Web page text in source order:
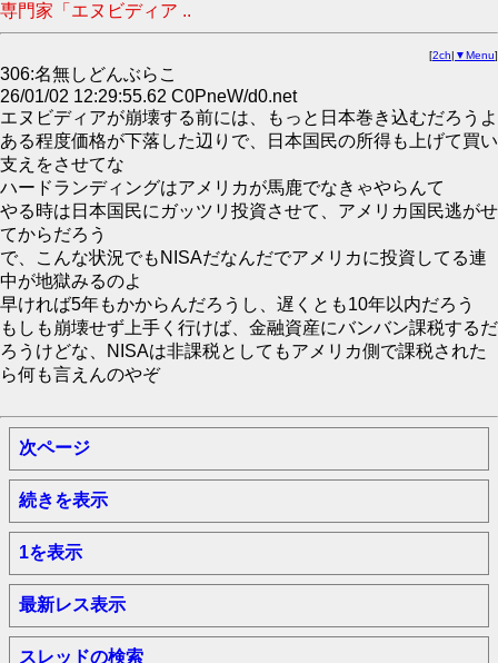
専門家「エヌビディア ..
[2ch| ▼Menu]
306:名無しどんぶらこ
26/01/02 12:29:55.62 C0PneW/d0.net
エヌビディアが崩壊する前には、もっと日本巻き込むだろうよ
ある程度価格が下落した辺りで、日本国民の所得も上げて買い
支えをさせてな
ハードランディングはアメリカが馬鹿でなきゃやらんて
やる時は日本国民にガッツリ投資させて、アメリカ国民逃がせ
てからだろう
で、こんな状況でもNISAだなんだでアメリカに投資してる連
中が地獄みるのよ
早ければ5年もかからんだろうし、遅くとも10年以内だろう
もしも崩壊せず上手く行けば、金融資産にバンバン課税するだ
ろうけどな、NISAは非課税としてもアメリカ側で課税された
ら何も言えんのやぞ
次ページ
続きを表示
1を表示
最新レス表示
スレッドの検索